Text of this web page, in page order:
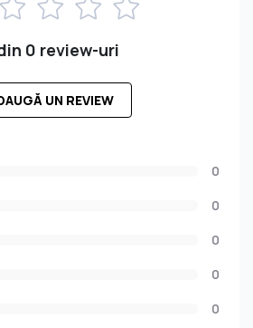
0 review-uri
UN REVIEW
0
0
0
0
0